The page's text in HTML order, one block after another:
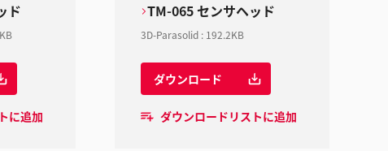
ド
に追加
TM-065 センサヘッド
3D-Parasolid : 192.2KB
ダウンロード
ダウンロードリストに追加